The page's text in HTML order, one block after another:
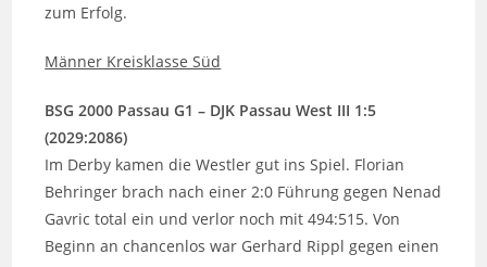
zum Erfolg.
Männer Kreisklasse Süd
BSG 2000 Passau G1 – DJK Passau West III 1:5
(2029:2086)
Im Derby kamen die Westler gut ins Spiel. Florian
Behringer brach nach einer 2:0 Führung gegen Nenad
Gavric total ein und verlor noch mit 494:515. Von
Beginn an chancenlos war Gerhard Rippl gegen einen